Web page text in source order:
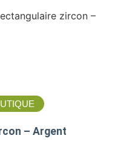
zircon –
– Argent